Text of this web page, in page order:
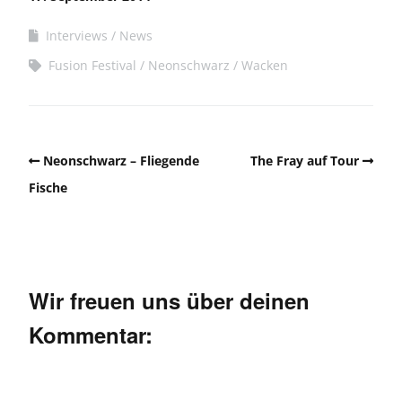
Interviews
News
Fusion Festival
Neonschwarz Wacken
Neonschwarz – Fliegende
Fische
The Fray auf Tour
Wir freuen uns über deinen
Kommentar: